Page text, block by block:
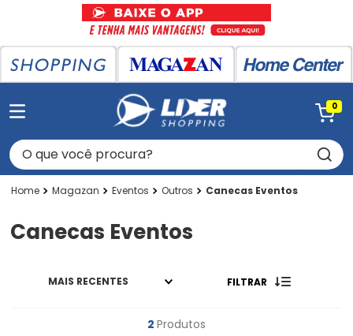
0
O que você procura?
Magazan Eventos Outros Canecas Eventos
Canecas Eventos
MAIS RECENTES FILTRAR
2 Produtos